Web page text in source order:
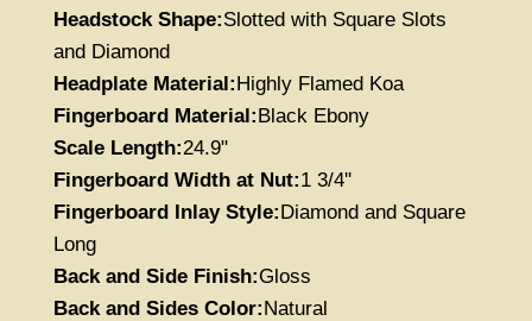
Headstock Shape:Slotted with Square Slots
and Diamond
Headplate Material:Highly Flamed Koa
Fingerboard Material:Black Ebony
Scale Length:24.9"
Fingerboard Width at Nut:1 3/4''
Fingerboard Inlay Style:Diamond and Square
Long
Back and Side Finish:Gloss
Back and Sides Color:Natural